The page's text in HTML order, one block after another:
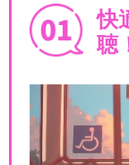
快
聴